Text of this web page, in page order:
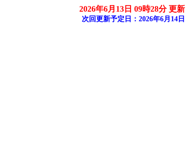
2026年6月13日 09時28分 更新
次回更新予定日：2026年6月14日